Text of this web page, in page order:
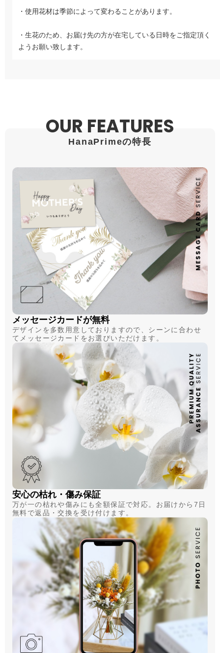
・使用花材は季節によって変わることがあります。
・生花のため、お届け先の方が在宅している日時をご指定頂く
ようお願い致します。
OUR FEATURES
HanaPrimeの特長
メッセージカードが無料
デザインを多数用意しておりますので、シーンに合わせ
てメッセージカードをお選びいただけます。
安心の枯れ・傷み保証
万が一の枯れや傷みにも全額保証で対応。お届けから7日
無料で返品・交換を受け付けます。